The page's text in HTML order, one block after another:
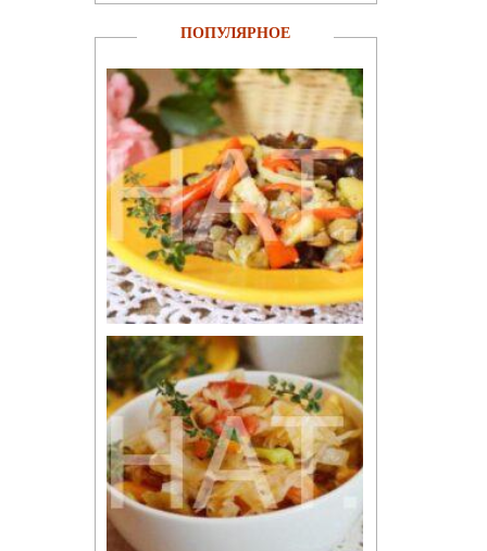
ПОПУЛЯРНОЕ